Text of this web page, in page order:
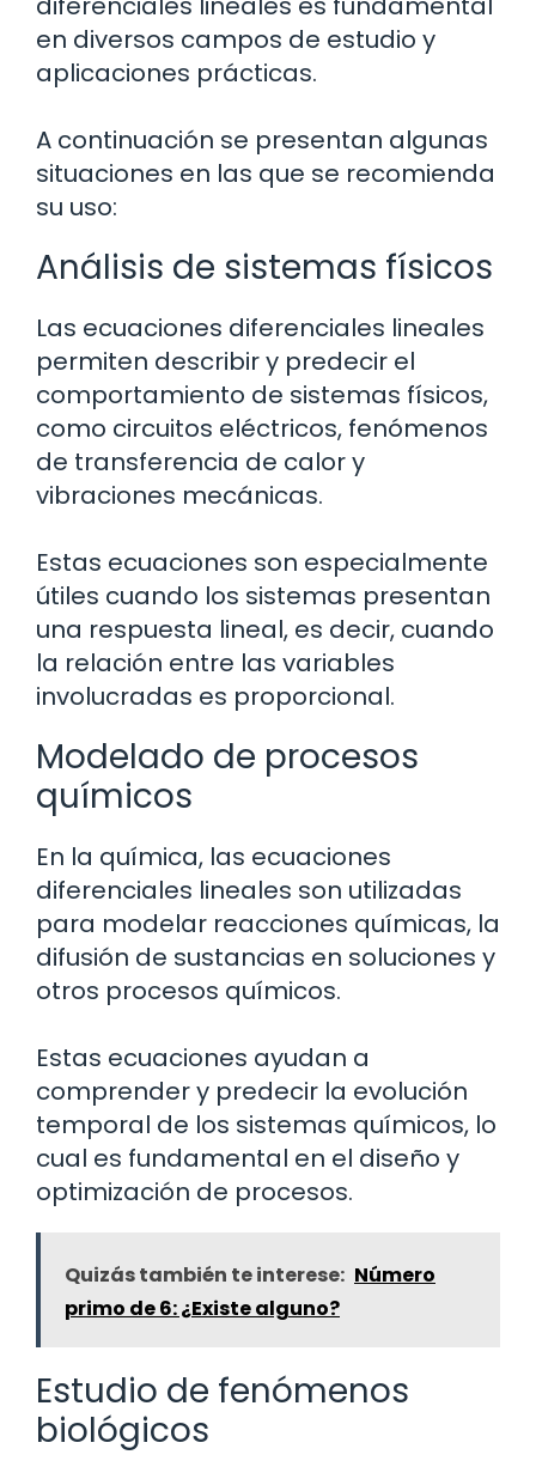
en diversos campos de estudio y
aplicaciones prácticas.
A continuación se presentan algunas
situaciones en las que se recomienda
su uso:
Análisis de sistemas físicos
Las ecuaciones diferenciales lineales
permiten describir y predecir el
comportamiento de sistemas físicos,
como circuitos eléctricos, fenómenos
de transferencia de calor y
vibraciones mecánicas.
Estas ecuaciones son especialmente
útiles cuando los sistemas presentan
una respuesta lineal, es decir, cuando
la relación entre las variables
involucradas es proporcional.
Modelado de procesos
químicos
En la química, las ecuaciones
diferenciales lineales son utilizadas
para modelar reacciones químicas, la
difusión de sustancias en soluciones y
otros procesos químicos.
Estas ecuaciones ayudan a
comprender y predecir la evolución
temporal de los sistemas químicos, lo
cual es fundamental en el diseño y
optimización de procesos.
Quizás también te interese: Número
primo de 6: ¿Existe alguno?
Estudio de fenómenos
biológicos